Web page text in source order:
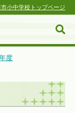
小中学校トップページ
度